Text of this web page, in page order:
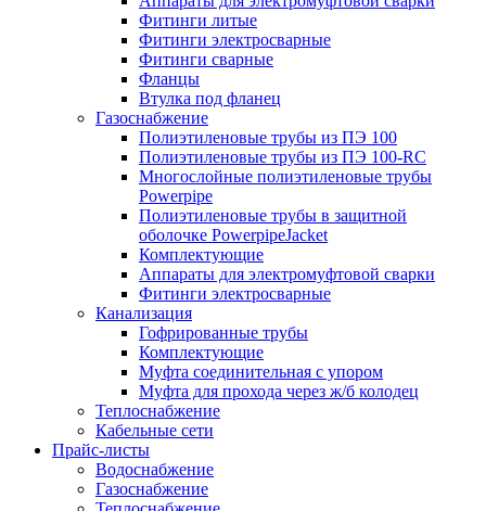
Фитинги литые
Фитинги электросварные
Фитинги сварные
Фланцы
Втулка под фланец
Газоснабжение
Полиэтиленовые трубы из ПЭ 100
Полиэтиленовые трубы из ПЭ 100-RC
Многослойные полиэтиленовые трубы
Powerpipe
Полиэтиленовые трубы в защитной
оболочке PowerpipeJacket
Комплектующие
Аппараты для электромуфтовой сварки
Фитинги электросварные
Канализация
Гофрированные трубы
Комплектующие
Муфта соединительная с упором
Муфта для прохода через ж/б колодец
Теплоснабжение
Кабельные сети
Прайс-листы
Водоснабжение
Газоснабжение